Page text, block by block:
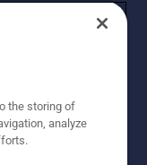
the storing of
analyze